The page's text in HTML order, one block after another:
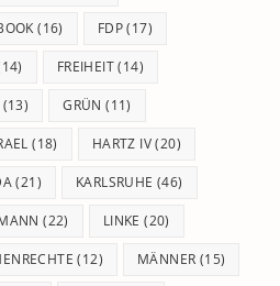
(16) FDP(17)
FREIHEIT(14)
(13) GRÜN (11)
(18) HARTZ IV(20)
(21) KARLSRUHE (46)
(22) LINKE (20)
(12) MÄNNER (15)